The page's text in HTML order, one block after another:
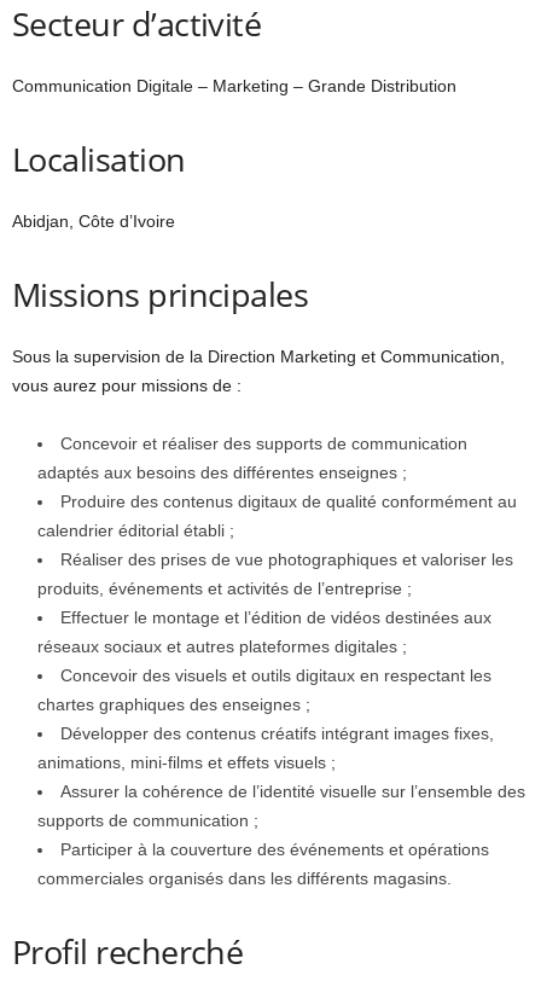
Secteur d’activité
Communication Digitale – Marketing – Grande Distribution
Localisation
Abidjan, Côte d’Ivoire
Missions principales
Sous la supervision de la Direction Marketing et Communication,
vous aurez pour missions de :
Concevoir et réaliser des supports de communication
adaptés aux besoins des différentes enseignes ;
Produire des contenus digitaux de qualité conformément au
calendrier éditorial établi ;
Réaliser des prises de vue photographiques et valoriser les
produits, événements et activités de l’entreprise ;
Effectuer le montage et l’édition de vidéos destinées aux
réseaux sociaux et autres plateformes digitales ;
Concevoir des visuels et outils digitaux en respectant les
chartes graphiques des enseignes ;
Développer des contenus créatifs intégrant images fixes,
animations, mini-films et effets visuels ;
Assurer la cohérence de l’identité visuelle sur l’ensemble des
supports de communication ;
Participer à la couverture des événements et opérations
commerciales organisés dans les différents magasins.
Profil recherché